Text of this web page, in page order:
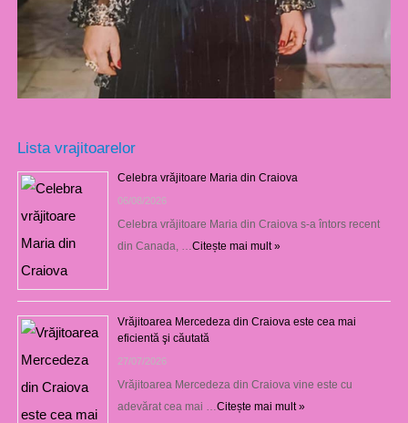
Lista vrajitoarelor
Celebra vrăjitoare Maria din Craiova
06/08/2026
Celebra vrăjitoare Maria din Craiova s-a întors recent
din Canada, … Citește mai mult »
Vrăjitoarea Mercedeza din Craiova este cea mai
eficientă şi căutată
27/07/2026
Vrăjitoarea Mercedeza din Craiova vine este cu
adevărat cea mai … Citește mai mult »